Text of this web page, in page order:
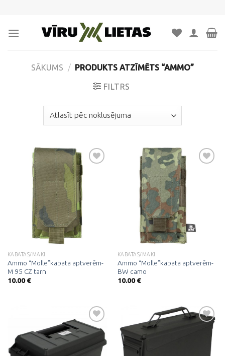
content
SĀKUMS / PRODUKTS ATZĪMĒTS “AMMO”
FILTRS
Pievienot
vēlmju
sarakstam
KABATAS/MAKI
Ammo “Molle”kabata aptverēm-
M 95 CZ tarn
10.00€
Pievienot
KABATAS/MAKI
Ammo “Molle”kabata aptverēm-
BW camo
10.00€
Pievienot
Pievienot